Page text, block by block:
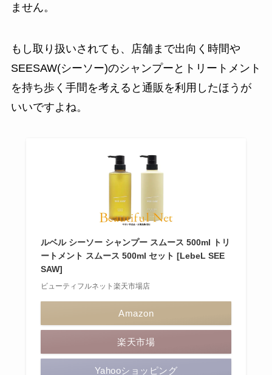
ません。
もし取り扱いされても、店舗まで出向く時間や
SEESAW(シーソー)のシャンプーとトリートメント
を持ち歩く手間を考えると通販を利用したほうが
いいですよね。
ルベル シーソー シャンプー スムース 500ml トリ
ートメント スムース 500ml セット [LebeL SEE
SAW]
ビューティフルネット楽天市場店
Amazon
楽天市場
Yahooショッピング